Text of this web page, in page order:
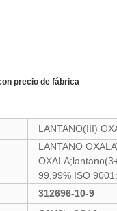
precio de fábrica
LANTANO(III)
LANTANO
99,99% ISO
312696-10-9